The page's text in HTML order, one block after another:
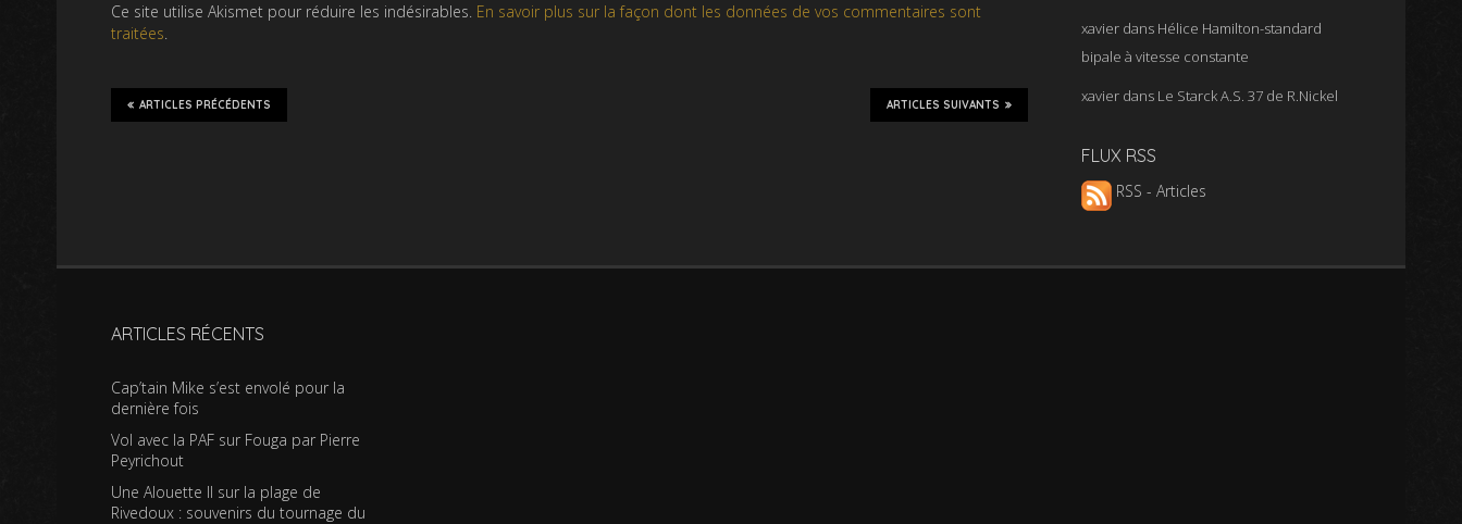
Ce site utilise Akismet pour réduire les indésirables. En savoir plus sur la façon dont les données de vos commentaires sont
traitées.
ARTICLES SUIVANTS
ARTICLES PRÉCÉDENTS
xavier dans Hélice Hamilton-standard
bipale à vitesse constante
xavier dans Le Starck A.S. 37 de R.Nickel
FLUX RSS
RSS - Articles
ARTICLES RÉCENTS
Cap’tain Mike s’est envolé pour la
dernière fois
Vol avec la PAF sur Fouga par Pierre
Peyrichout
Une Alouette II sur la plage de
Rivedoux : souvenirs du tournage du